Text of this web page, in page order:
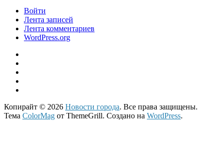
Войти
Лента записей
Лента комментариев
WordPress.org
Копирайт © 2026 Новости города. Все права защищены.
Тема ColorMag от ThemeGrill. Создано на WordPress.